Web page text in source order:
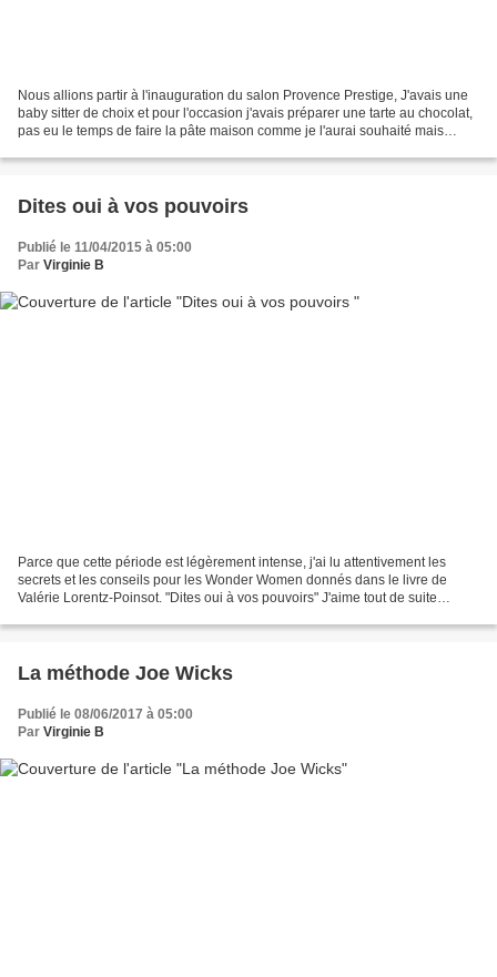
Nous allions partir à l'inauguration du salon Provence Prestige, J'avais une
baby sitter de choix et pour l'occasion j'avais préparer une tarte au chocolat,
pas eu le temps de faire la pâte maison comme je l'aurai souhaité mais
Dites oui à vos pouvoirs
Publié le 11/04/2015 à 05:00
Par Virginie B
Parce que cette période est légèrement intense, j'ai lu attentivement les
secrets et les conseils pour les Wonder Women donnés dans le livre de
Valérie Lorentz-Poinsot. "Dites oui à vos pouvoirs" J'aime tout de suite
La méthode Joe Wicks
Publié le 08/06/2017 à 05:00
Par Virginie B